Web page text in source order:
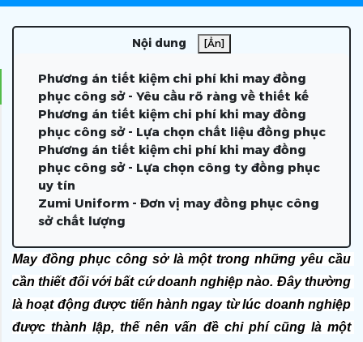
Nội dung [Ẩn]
Phương án tiết kiệm chi phí khi may đồng
phục công sở - Yêu cầu rõ ràng về thiết kế
Phương án tiết kiệm chi phí khi may đồng
phục công sở - Lựa chọn chất liệu đồng phục
Phương án tiết kiệm chi phí khi may đồng
phục công sở - Lựa chọn công ty đồng phục
uy tín
Zumi Uniform - Đơn vị may đồng phục công
sở chất lượng
May đồng phục công sở là một trong những yêu cầu
cần thiết đối với bất cứ doanh nghiệp nào. Đây thường
là hoạt động được tiến hành ngay từ lúc doanh nghiệp
được thành lập, thế nên vấn đề chi phí cũng là một